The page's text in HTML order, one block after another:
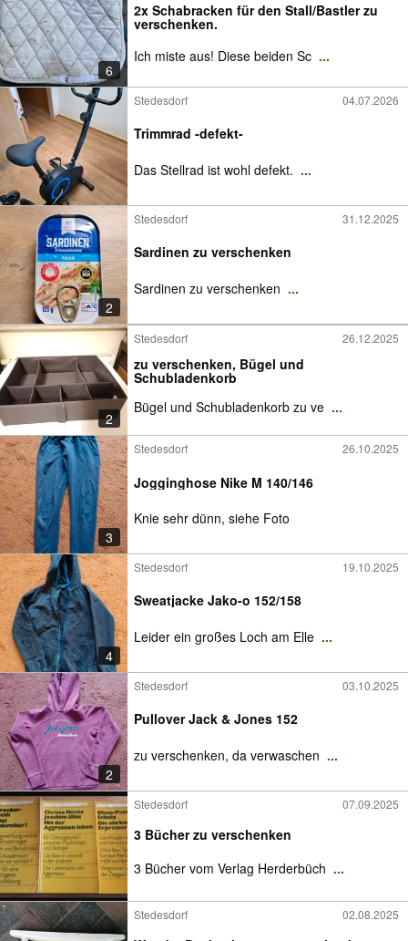
6
2x Schabracken für den Stall/Bastler zu
verschenken.
Ich miste aus! Diese beiden Sc ...
Stedesdorf 04.07.2026
Trimmrad -defekt-
Das Stellrad ist wohl defekt. ...
2
Stedesdorf 31.12.2025
Sardinen zu verschenken
Sardinen zu verschenken ...
2
Stedesdorf 26.12.2025
zu verschenken, Bügel und
Schubladenkorb
Bügel und Schubladenkorb zu ve ...
3
Stedesdorf 26.10.2025
Jogginghose Nike M 140/146
Knie sehr dünn, siehe Foto
4
Stedesdorf 19.10.2025
Sweatjacke Jako-o 152/158
Leider ein großes Loch am Elle ...
2
Stedesdorf 03.10.2025
Pullover Jack & Jones 152
zu verschenken, da verwaschen ...
Stedesdorf 07.09.2025
3 Bücher zu verschenken
3 Bücher vom Verlag Herderbüch ...
Stedesdorf 02.08.2025